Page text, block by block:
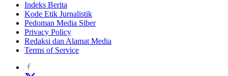
Indeks Berita
Kode Etik Jurnalistik
Pedoman Media Siber
Privacy Policy
Redaksi dan Alamat Media
Terms of Service